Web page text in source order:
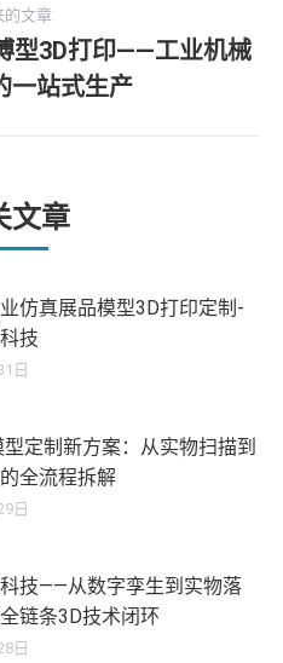
文
章：
的文章
型3D打印——工业机械
一站式生产
文章
仿真展品模型3D打印定制-
技
日
定制新方案：从实物扫描到
全流程拆解
日
技——从数字孪生到实物落
链条3D技术闭环
日